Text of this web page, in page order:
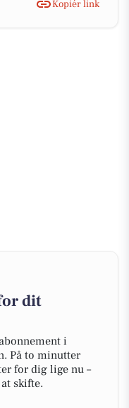
Kopiér link
dit
i
På to minutter
for dig lige nu –
skifte.